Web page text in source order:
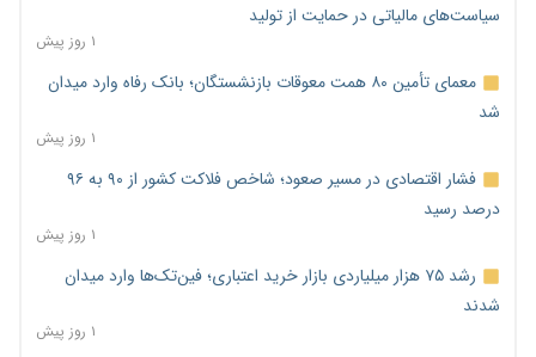
سیاست‌های مالیاتی در حمایت از تولید
۱ روز پیش
معمای تأمین ۸۰ همت معوقات بازنشستگان؛ بانک رفاه وارد میدان
شد
۱ روز پیش
فشار اقتصادی در مسیر صعود؛ شاخص فلاکت کشور از ۹۰ به ۹۶
درصد رسید
۱ روز پیش
رشد ۷۵ هزار میلیاردی بازار خرید اعتباری؛ فین‌تک‌ها وارد میدان
شدند
۱ روز پیش